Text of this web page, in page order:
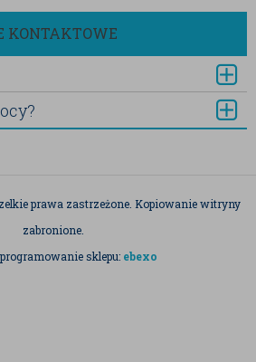
KONTAKTOWE
prawa zastrzeżone. Kopiowanie witryny
zabronione.
sklepu: ebexo